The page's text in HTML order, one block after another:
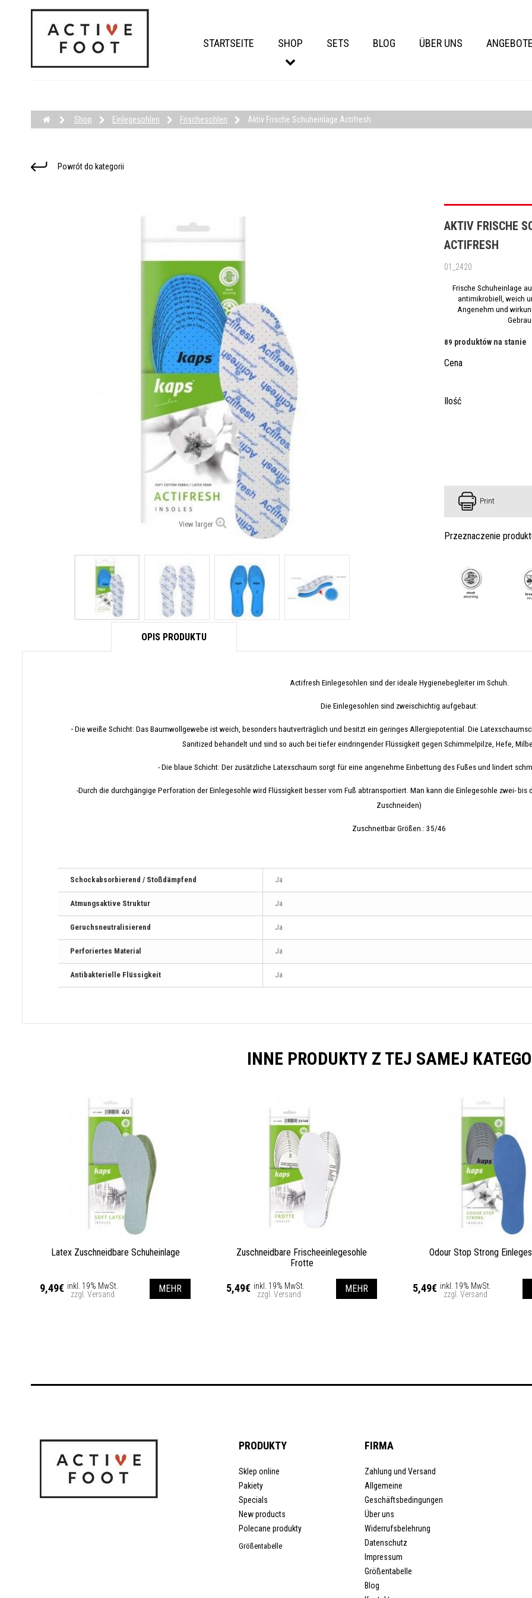
STARTSEITE SHOP SETS BLOG ÜBER UNS
Shop Einlegesohlen Frischesohlen Aktiv Frische Schuheinlage Actifresh
Powrót do kategorii
View larger
AKTIV FRISCHE
ACTIFRESH
01_2420
Frische Schuheinlage
antimikrobiell, weich
Angenehm und
89 produktów na stanie
Cena
Ilość
Print
Przeznaczenie
OPIS PRODUKTU
Actifresh Einlegesohlen sind der ideale Hygienebegleiter im Schuh.
Die Einlegesohlen sind zweischichtig aufgebaut:
- Die weiße Schicht: Das Baumwollgewebe ist weich, besonders hautverträglich und besitzt ein geringes Allergiepotential. Die
Sanitized behandelt und sind so auch bei tiefer eindringender Flüssigkeit gegen Schimmelpilze, Hefe,
- Die blaue Schicht: Der zusätzliche Latexschaum sorgt für eine angenehme Einbettung des Fußes und lindert
-Durch die durchgängige Perforation der Einlegesohle wird Flüssigkeit besser vom Fuß abtransportiert. Man kann die Einlegesohle zwei-
Zuschneiden)
Zuschneitbar Größen.: 35/46
Schockabsorbierend / Stoßdämpfend Ja
Atmungsaktive Struktur Ja
Geruchsneutralisierend Ja
Perforiertes Material Ja
Antibakterielle Flüssigkeit Ja
INNE PRODUKTY Z TEJ SAMEJ
Latex Zuschneidbare Schuheinlage
9,49€ inkl. 19% MwSt.
zzgl. Versand
MEHR
Zuschneidbare Frischeeinlegesohle
Frotte
5,49€ inkl. 19% MwSt.
zzgl. Versand
MEHR
Odour Stop Strong
5,49€ inkl. 19% MwSt.
zzgl. Versand
PRODUKTY
Sklep online
Pakiety
Specials
New products
Polecane produkty
Größentabelle
FIRMA
Zahlung und Versand
Allgemeine
Geschäftsbedingungen
Über uns
Widerrufsbelehrung
Datenschutz
Impressum
Größentabelle
Blog